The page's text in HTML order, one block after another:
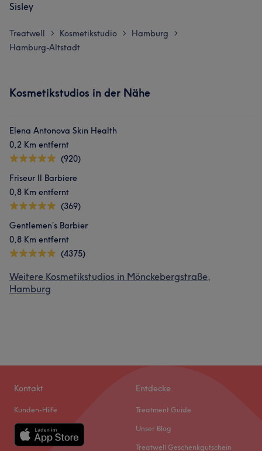
Sisley
Treatwell > Kosmetikstudio > Hamburg >
Hamburg-Altstadt
Kosmetikstudios in der Nähe
Elena Antonova Skin Health
0,2 Km entfernt
(920)
Friseur Il Barbiere
0,8 Km entfernt
(369)
Gentlemen’s Barbier
0,8 Km entfernt
(4375)
Weitere Kosmetikstudios in Mönckebergstraße,
Hamburg
Kontakt
Kunden-Hilfe
Entdecke
Treatment Guide
Unser Blog
Treatwell Geschenkgutschein